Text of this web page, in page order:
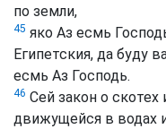
по земли,
45 яко Аз есмь
Египетския, да буду
есмь Аз Господь.
46 Сей закон о
движущейся в водах